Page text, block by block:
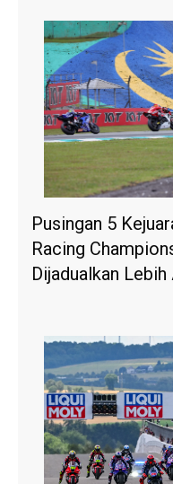
Pusingan 5
Racing
Dijadualkan Lebih